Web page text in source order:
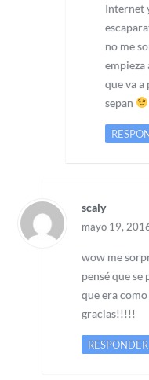
Internet
no me
empieza
que va a
sepan
scaly
mayo 19,
wow me
pensé que
que era
gracias!!!!!
RESPONDER